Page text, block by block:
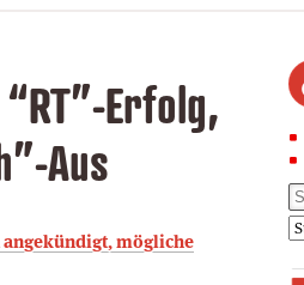
Erfolg,
Aus
angekündigt, mögliche